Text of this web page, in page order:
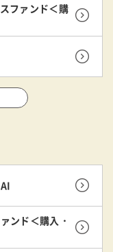
ファンド＜購
ンド＜購入・